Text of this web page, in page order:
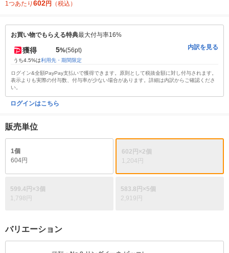
1つあたり 602円 （税込）
お買い物でもらえる特典最大付与率16%
獲得 5%(56pt)
うち4.5%は利用先・期間限定
内訳を見る
ログイン&全額PayPay支払いで獲得できます。原則として税抜金額に対し付与されます。
表示よりも実際の付与数、付与率が少ない場合があります。詳細は内訳からご確認くださ
い。
ログインはこちら
販売単位
1個
604円
602円×2個
1,204円
599.4円×3個
1,798円
583.8円×5個
2,919円
バリエーション